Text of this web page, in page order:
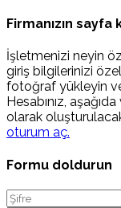
Firmanızın
İşletmenizi neyin
giriş bilgilerinizi
fotoğraf yükleyin ve
Hesabınız,
olarak
oturum aç.
Formu doldurun